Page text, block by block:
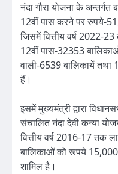
नंदा गौरा योजना के
12वीं पास करने पर रुपये-
जिसमें वित्तीय वर्ष 2022-
12वीं पास-32353
वाली-6539 बालिकायें तथा
हैं।
इसमें मुख्यमंत्री द्वारा
संचालित नंदा देवी कन्या
वित्तीय वर्ष 2016-17 तक
बालिकाओं को रूपये
शामिल है।